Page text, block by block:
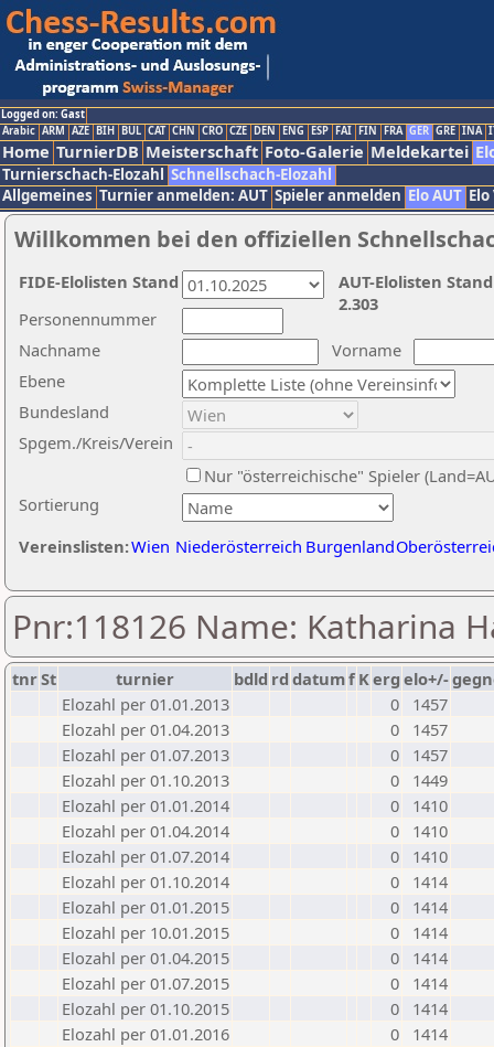
Logged on: Gast
Arabic ARM AZE BIH BUL CAT CHN CRO CZE DEN ENG ESP FAI FIN FRA GER GRE INA
Home TurnierDB Meisterschaft Foto-Galerie Meldekartei
Turnierschach-Elozahl Schnellschach-Elozahl
Allgemeines Turnier anmelden: AUT Spieler anmelden Elo AUT
Willkommen bei den offiziellen
Nachname
Vorname
Ebene
Sortierung
Personennummer
Bundesland
Spgem./Kreis/Verein
Nur "österreichische" Spieler
Vereinslisten:Wien Niederösterreich Burgenland
AUT-Elolisten
2.303
FIDE-Elolisten Stand
Pnr:118126 Name: Katharina
tnrSt turnier bdld rd datumf Kerg elo+/-
Elozahl per 01.01.2013
0
1457
Elozahl per 01.04.2013
0
1457
Elozahl per 01.07.2013
0
1457
Elozahl per 01.10.2013
0
1449
Elozahl per 01.01.2014
0
1410
Elozahl per 01.04.2014
0
1410
Elozahl per 01.07.2014
0
1410
Elozahl per 01.10.2014
0
1414
Elozahl per 01.01.2015
0
1414
Elozahl per 10.01.2015
0
1414
Elozahl per 01.04.2015
0
1414
Elozahl per 01.07.2015
0
1414
Elozahl per 01.10.2015
0
1414
Elozahl per 01.01.2016
0
1414